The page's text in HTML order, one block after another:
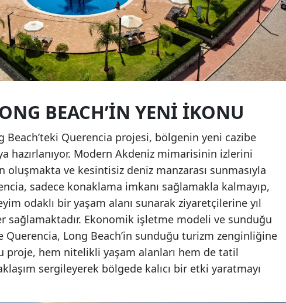
BEACH’IN YENI İKONU
Beach’teki Querencia projesi, bölgenin yeni cazibe
hazırlanıyor. Modern Akdeniz mimarisinin izlerini
ve kesintisiz deniz manzarası sunmasıyla
sadece konaklama imkanı sağlamakla kalmayıp,
odaklı bir yaşam alanı sunarak ziyaretçilerine yıl
sağlamaktadır. Ekonomik işletme modeli ve sunduğu
Long Beach’in sunduğu turizm zenginliğine
proje, hem nitelikli yaşam alanları hem de tatil
sergileyerek bölgede kalıcı bir etki yaratmayı